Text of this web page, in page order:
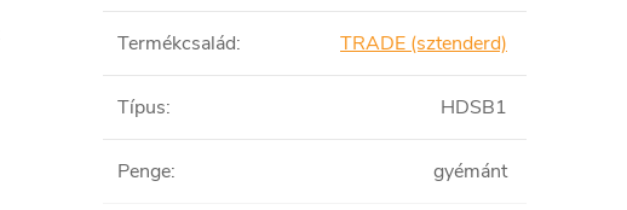
Termékcsalád: TRADE (sztenderd)
Típus: HDSB1
Penge: gyémánt